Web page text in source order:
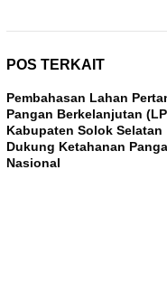
POS TERKAIT
Pembahasan Lahan
Pangan Berkelanjutan
Kabupaten Solok Selatan
Dukung Ketahanan
Nasional